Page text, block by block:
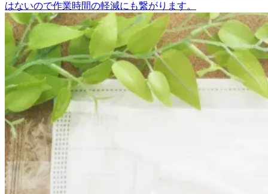
はないので作業時間の軽減にも繋がります。